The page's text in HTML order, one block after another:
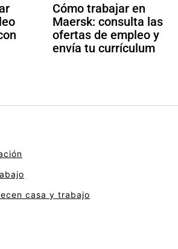
Cómo trabajar en
Maersk: consulta las
ofertas de empleo y
envía tu currículum
casa y trabajo